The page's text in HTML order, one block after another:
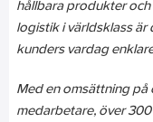
hållbara produkter och
logistik i världsklass är
kunders vardag
Med en omsättning på
medarbetare, över